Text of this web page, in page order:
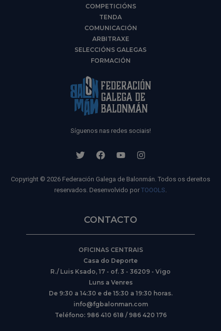
COMPETICIÓNS
TENDA
COMUNICACIÓN
ARBITRAXE
SELECCIÓNS GALEGAS
FORMACIÓN
Síguenos nas redes sociais!
Copyright © 2026 Federación Galega de Balonmán. Todos os dereitos
reservados. Desenvolvido por TOOOLS.
CONTACTO
OFICINAS CENTRAIS
Casa do Deporte
R./ Luis Ksado, 17 - of. 3 - 36209 - Vigo
Luns a Venres
De 9:30 a 14:30 e de 15:30 a 19:30 horas.
info@fgbalonman.com
Teléfono: 986 410 618 / 986 420 176